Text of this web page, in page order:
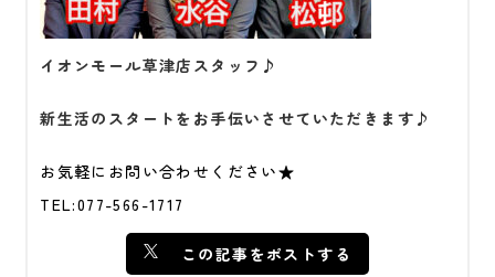
イオンモール草津店スタッフ♪
新生活のスタートをお手伝いさせていただきます♪
お気軽にお問い合わせください★
TEL:077-566-1717
この記事をポストする